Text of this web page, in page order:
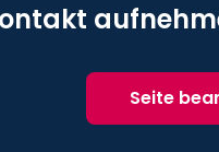
Seite